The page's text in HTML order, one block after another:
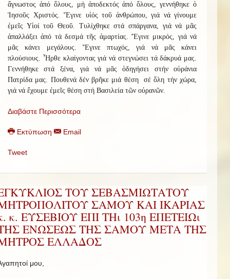
ἄγνωστος ἀπό ὅλους, μή ἀποδεκτός ἀπό ὅλους, γεννήθηκε ὁ
Ἰησοῦς Χριστός. Ἔγινε υἱός τοῦ ἀνθρώπου, γιά νά γίνουμε
ἐμεῖς Υἱοί τοῦ Θεοῦ. Τυλίχθηκε στά σπάργανα, γιά νά μᾶς
ἀπαλλάξει ἀπό τά δεσμά τῆς ἁμαρτίας. Ἔγινε μικρός, γιά νά
μᾶς κάνει μεγάλους. Ἔγινε πτωχός, γιά νά μᾶς κάνει
πλούσιους. Ἦρθε κλαίγοντας γιά νά στεγνώσει τά δάκρυά μας.
Γεννήθηκε στά ξένα, γιά νά μᾶς ὁδηγήσει στήν οὐράνια
Πατρίδα μας. Πουθενά δέν βρῆκε μιά θέση σέ ὅλη τήν χώρα,
γιά νά ἔχουμε ἐμεῖς θέση στή Βασιλεία τῶν οὐρανῶν.
Διαβάστε Περισσότερα
Εκτύπωση Email
Tweet
ΤΟΥ ΣΕΒΑΣΜΙΩΤΑΤΟΥ
ΣΑΜΟΥ ΚΑΙ ΙΚΑΡΙΑΣ
κ. ΕΥΣΕΒΙΟΥ ΕΠΙ ΤΗι 103η ΕΠΕΤΕΙΩι
ΕΝΩΣΕΩΣ ΤΗΣ ΣΑΜΟΥ ΜΕΤΑ ΤΗΣ
ΕΛΛΑΔΟΣ
μου,